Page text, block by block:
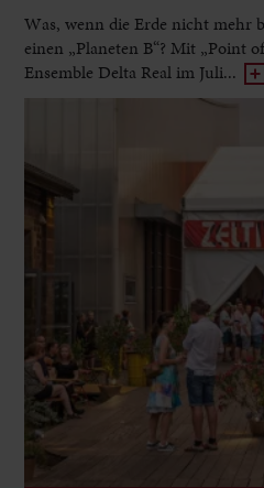
Was, wenn die Erde nicht mehr
einen „Planeten B“? Mit „Point
Ensemble Delta Real im Juli...